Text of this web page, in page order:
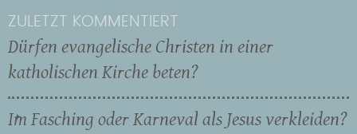
ZULETZT KOMMENTIERT
Dürfen evangelische Christen in einer
katholischen Kirche beten?
Im Fasching oder Karneval als Jesus verkleiden?